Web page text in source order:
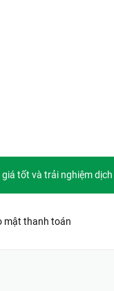
giá tốt và trải nghiệm
mật thanh toán